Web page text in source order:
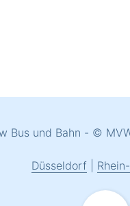
Bus und Bahn - ©
Düsseldorf|